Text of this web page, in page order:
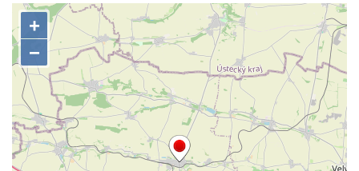
Českých Budějovicích
Socha Krista klesajícího pod křížem u
kostela svatého Mikuláše v Českých
Budějovicích
Socha svatého Jana Nepomuckého u
kostela svaté Rodiny v Českých
Budějovicích
Socha S tebou v parku na Senovážném